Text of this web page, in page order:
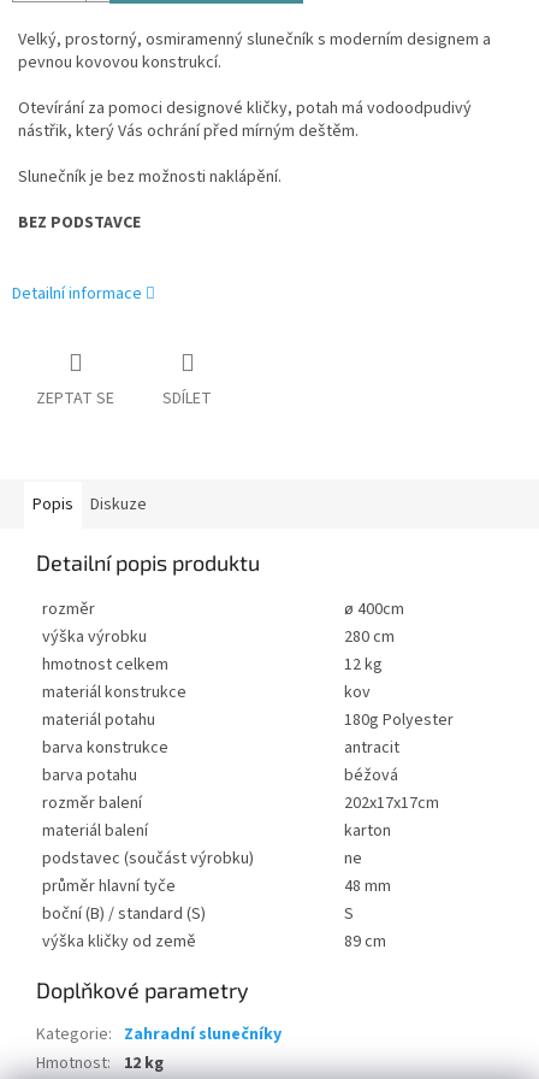
Velký, prostorný, osmiramenný slunečník s moderním designem a
pevnou kovovou konstrukcí.
Otevírání za pomoci designové kličky, potah má vodoodpudivý
nástřik, který Vás ochrání před mírným deštěm.
Slunečník je bez možnosti naklápění.
BEZ PODSTAVCE
Detailní informace
ZEPTAT SE SDÍLET
Popis Diskuze
Detailní popis produktu
rozměr
ø 400cm
výška výrobku
280 cm
hmotnost celkem
12 kg
materiál konstrukce
kov
materiál potahu
180g Polyester
barva konstrukce
antracit
barva potahu
béžová
rozměr balení
202x17x17cm
materiál balení
karton
podstavec (součást výrobku)
ne
průměr hlavní tyče
48 mm
boční (B) / standard (S)
S
výška kličky od země
89 cm
Doplňkové parametry
Kategorie: Zahradní slunečníky
Hmotnost: 12 kg